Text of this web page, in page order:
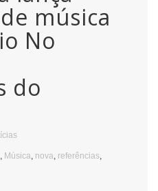
música
No
do
Música nova referências